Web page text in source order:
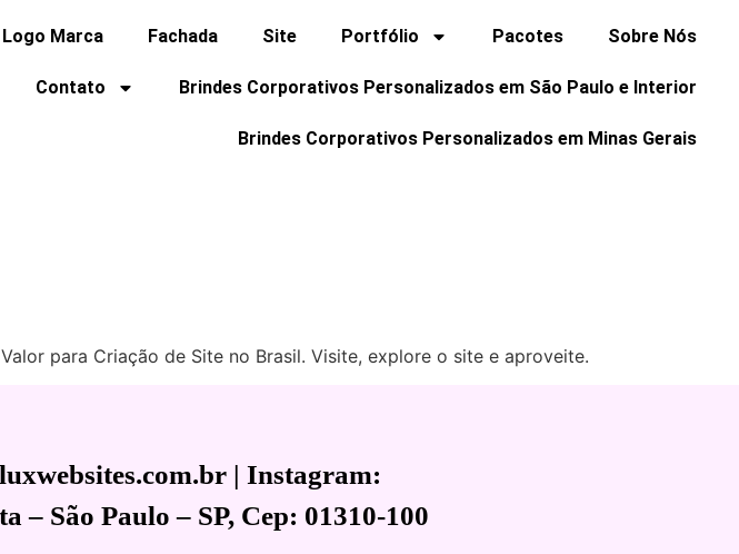
Logo Marca Fachada Site Portfólio Pacotes Sobre Nós
Contato Brindes Corporativos Personalizados em São Paulo e Interior
Brindes Corporativos Personalizados em Minas Gerais
para Criação de Site no Brasil. Visite, explore o site e aproveite.
| Instagram:
São Paulo – SP, Cep: 01310-100